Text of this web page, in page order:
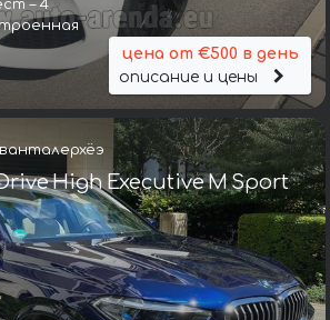
– 4
цена от €500 в день
описание и цены
High Executive M Sport